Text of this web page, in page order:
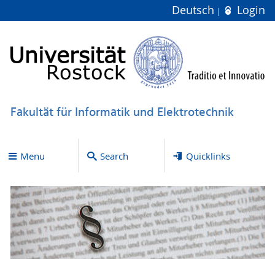
Deutsch Login
Fakultät für Informatik und Elektrotechnik
Menu Search Quicklinks